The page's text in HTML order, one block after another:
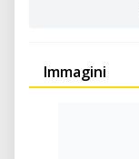
Immagini